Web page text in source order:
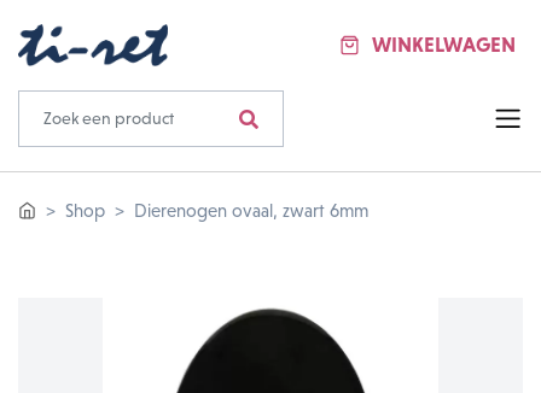
WINKELWAGEN
Shop Dierenogen ovaal, zwart 6mm